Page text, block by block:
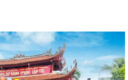
TỔ CHỨC HỘI NGHỊ TIẾP
LỆ GIỮA NĂM...
BAN NHÂN DÂN PHƯỜNG VỚI
ĐỊA BÀN